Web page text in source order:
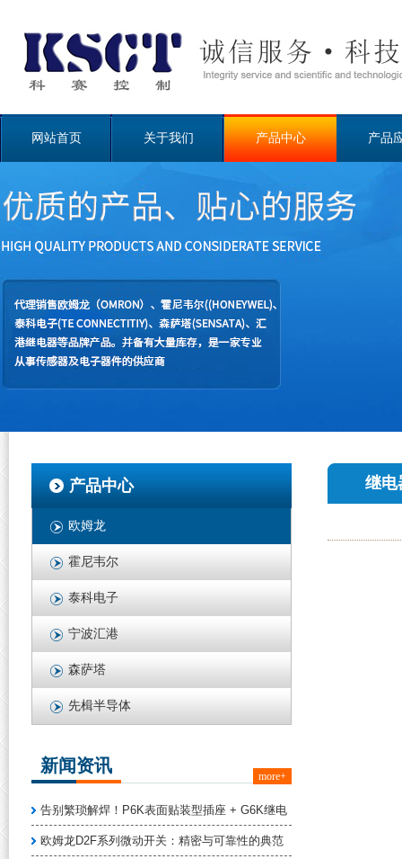
网站首页 关于我们 产品中心 产品
产品中心
欧姆龙
霍尼韦尔
泰科电子
宁波汇港
森萨塔
先楫半导体
新闻资讯
more+
告别繁琐解焊！P6K表面贴装型插座 + G6K继电
欧姆龙D2F系列微动开关：精密与可靠性的典范
继电